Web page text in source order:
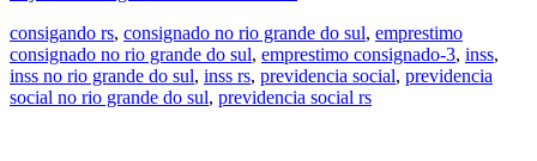
consigando rs, consignado no rio grande do sul, emprestimo
consignado no rio grande do sul, emprestimo consignado-3, inss,
inss no rio grande do sul, inss rs, previdencia social, previdencia
social no rio grande do sul, previdencia social rs